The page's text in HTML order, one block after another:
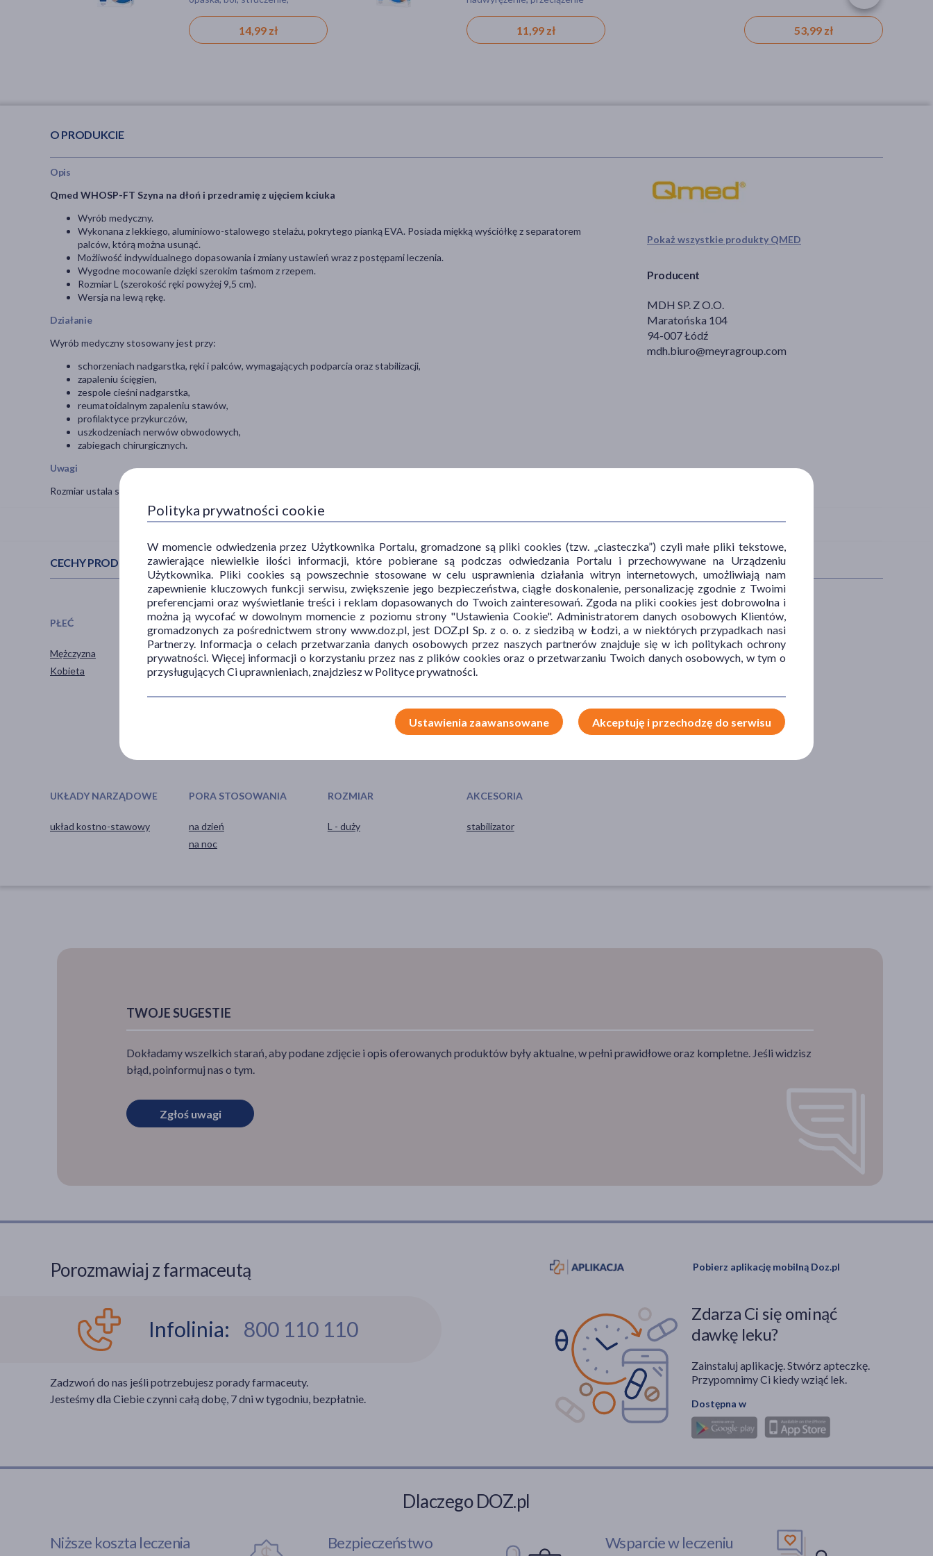
14,99 zł 11,99 zł 53,99 zł
O PRODUKCIE
Pokaż wszystkie produkty QMED
Producent
MDH SP. Z O.O.
Maratońska 104
94-007 Łódź
mdh.biuro@meyragroup.com
Opis
Qmed WHOSP-FT Szyna na dłoń i przedramię z ujęciem kciuka
Wyrób medyczny.
Wykonana z lekkiego, aluminiowo-stalowego stelażu, pokrytego pianką EVA. Posiada miękką wyściółkę z separatorem
palców, którą można usunąć.
Możliwość indywidualnego dopasowania i zmiany ustawień wraz z postępami leczenia.
Wygodne mocowanie dzięki szerokim taśmom z rzepem.
Rozmiar L (szerokość ręki powyżej 9,5 cm).
Wersja na lewą rękę.
Działanie
Wyrób medyczny stosowany jest przy:
schorzeniach nadgarstka, ręki i palców, wymagających podparcia oraz stabilizacji,
zapaleniu ścięgien,
zespole cieśni nadgarstka,
reumatoidalnym zapaleniu stawów,
profilaktyce przykurczów,
uszkodzeniach nerwów obwodowych,
zabiegach chirurgicznych.
Uwagi
Rozmiar ustala się na podstawie pomiaru szerokości ręki w centymetrach na wysokości stawów śródręczno-paliczkowych.
CECHY PRODUKTU
PŁEĆ
Mężczyzna
Kobieta
WIEK
dla dorosłych
dla seniorów
TYP PRODUKTU
Akcesoria
Sprzęt medyczny
DZIAŁANIE/WŁAŚCIWOŚCI
ochronne
PROBLEM
reumatyzm
CZĘŚĆ CIAŁA
dłonie
stawy
UKŁADY NARZĄDOWE
układ kostno-stawowy
PORA STOSOWANIA
na dzień
na noc
ROZMIAR
L - duży
AKCESORIA
stabilizator
TWOJE SUGESTIE
Dokładamy wszelkich starań, aby podane zdjęcie i opis oferowanych produktów były aktualne, w pełni prawidłowe oraz kompletne. Jeśli widzisz
błąd, poinformuj nas o tym.
Zgłoś uwagi
Porozmawiaj z farmaceutą
Infolinia: 800 110 110
Zadzwoń do nas jeśli potrzebujesz porady farmaceuty.
Jesteśmy dla Ciebie czynni całą dobę, 7 dni w tygodniu, bezpłatnie.
Pobierz aplikację mobilną Doz.pl
Zdarza Ci się ominąć
dawkę leku?
Zainstaluj aplikację. Stwórz apteczkę.
Przypomnimy Ci kiedy wziąć lek.
Dostępna w
Dlaczego DOZ.pl
Niższe koszta leczenia Bezpieczeństwo Wsparcie w leczeniu
Polityka prywatności cookie
W momencie odwiedzenia przez Użytkownika Portalu, gromadzone są pliki cookies (tzw. „ciasteczka”) czyli małe pliki tekstowe,
zawierające niewielkie ilości informacji, które pobierane są podczas odwiedzania Portalu i przechowywane na Urządzeniu
Użytkownika. Pliki cookies są powszechnie stosowane w celu usprawnienia działania witryn internetowych, umożliwiają nam
zapewnienie kluczowych funkcji serwisu, zwiększenie jego bezpieczeństwa, ciągłe doskonalenie, personalizację zgodnie z Twoimi
preferencjami oraz wyświetlanie treści i reklam dopasowanych do Twoich zainteresowań. Zgoda na pliki cookies jest dobrowolna i
można ją wycofać w dowolnym momencie z poziomu strony "Ustawienia Cookie". Administratorem danych osobowych Klientów,
gromadzonych za pośrednictwem strony www.doz.pl, jest DOZ.pl Sp. z o. o. z siedzibą w Łodzi, a w niektórych przypadkach nasi
Partnerzy. Informacja o celach przetwarzania danych osobowych przez naszych partnerów znajduje się w ich politykach ochrony
prywatności. Więcej informacji o korzystaniu przez nas z plików cookies oraz o przetwarzaniu Twoich danych osobowych, w tym o
przysługujących Ci uprawnieniach, znajdziesz w Polityce prywatności.
Ustawienia zaawansowane Akceptuję i przechodzę do serwisu